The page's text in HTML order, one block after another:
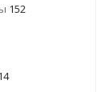
152